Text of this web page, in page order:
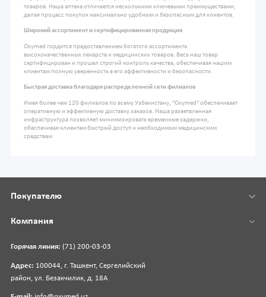
товаров. Наша аптека отличается несколькими ключевыми преимуществами,
делая процесс покупок максимально удобным и безопасным для клиентов.
Широкий ассортимент и сертифицированная продукция
Oxymed гордится предоставлением богатого ассортимента
высококачественных лекарств и медицинских товаров. Весь наш товар
сертифицирован и прошел строгий контроль качества, обеспечивая нашим
клиентам полную уверенность в его эффективности и безопасности.
Быстрая доставка благодаря распределенной сети филиалов
Имея более чем 120 филиалов по всему Узбекистану, "Oxymed" обеспечивает
оперативную и эффективную доставку заказов. Наша разветвленная
инфраструктура позволяет минимизировать временные задержки,
обеспечивая клиентам быстрый доступ к необходимым медицинским
средствам
Горячая линия: (71) 200-03-03
Адрес: 100044, г. Ташкент, Сергелийский
район, ул. Безакчилик, д. 18А
Покупателю
Компания